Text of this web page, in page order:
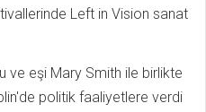
Left in Vision sanat
ve eşi Mary Smith ile birlikte
politik faaliyetlere verdi